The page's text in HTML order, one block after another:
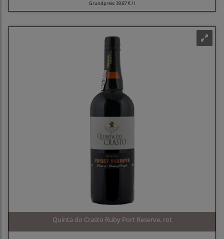
Grundpreis:39,87 € / l
Quinta do Crasto Ruby Port Reserve, rot